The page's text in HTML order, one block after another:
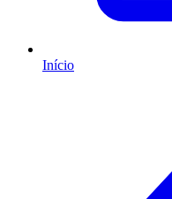
Início